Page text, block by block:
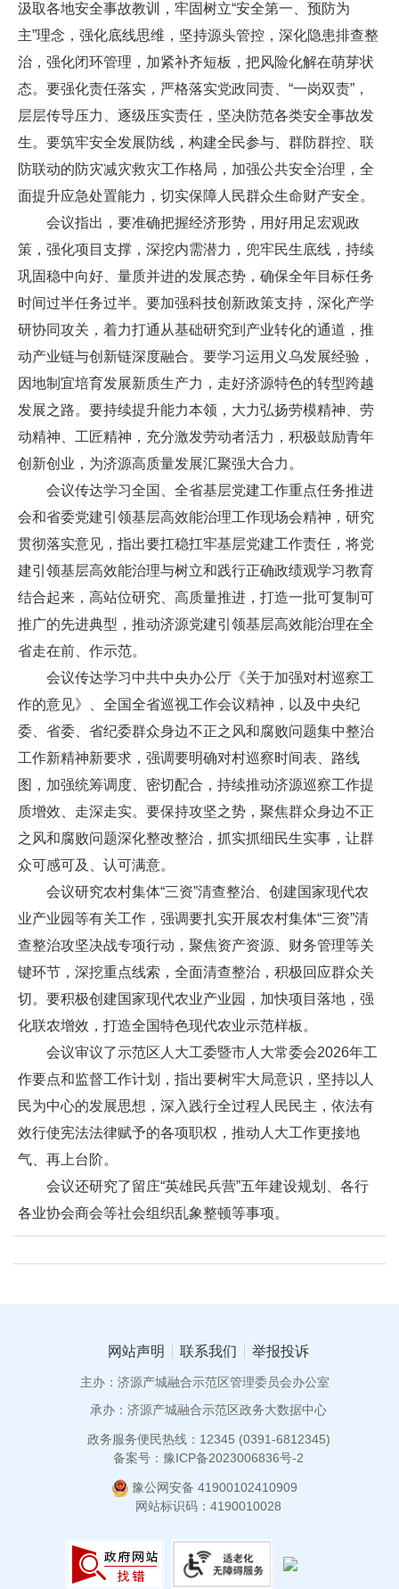
汲取各地安全事故教训，牢固树立“安全第一、预防为
主”理念，强化底线思维，坚持源头管控，深化隐患排查整
治，强化闭环管理，加紧补齐短板，把风险化解在萌芽状
态。要强化责任落实，严格落实党政同责、“一岗双责”，
层层传导压力、逐级压实责任，坚决防范各类安全事故发
生。要筑牢安全发展防线，构建全民参与、群防群控、联
防联动的防灾减灾救灾工作格局，加强公共安全治理，全
面提升应急处置能力，切实保障人民群众生命财产安全。
会议指出，要准确把握经济形势，用好用足宏观政
策，强化项目支撑，深挖内需潜力，兜牢民生底线，持续
巩固稳中向好、量质并进的发展态势，确保全年目标任务
时间过半任务过半。要加强科技创新政策支持，深化产学
研协同攻关，着力打通从基础研究到产业转化的通道，推
动产业链与创新链深度融合。要学习运用义乌发展经验，
因地制宜培育发展新质生产力，走好济源特色的转型跨越
发展之路。要持续提升能力本领，大力弘扬劳模精神、劳
动精神、工匠精神，充分激发劳动者活力，积极鼓励青年
创新创业，为济源高质量发展汇聚强大合力。
会议传达学习全国、全省基层党建工作重点任务推进
会和省委党建引领基层高效能治理工作现场会精神，研究
贯彻落实意见，指出要扛稳扛牢基层党建工作责任，将党
建引领基层高效能治理与树立和践行正确政绩观学习教育
结合起来，高站位研究、高质量推进，打造一批可复制可
推广的先进典型，推动济源党建引领基层高效能治理在全
省走在前、作示范。
会议传达学习中共中央办公厅《关于加强对村巡察工
作的意见》、全国全省巡视工作会议精神，以及中央纪
委、省委、省纪委群众身边不正之风和腐败问题集中整治
工作新精神新要求，强调要明确对村巡察时间表、路线
图，加强统筹调度、密切配合，持续推动济源巡察工作提
质增效、走深走实。要保持攻坚之势，聚焦群众身边不正
之风和腐败问题深化整改整治，抓实抓细民生实事，让群
众可感可及、认可满意。
会议研究农村集体“三资”清查整治、创建国家现代农
业产业园等有关工作，强调要扎实开展农村集体“三资”清
查整治攻坚决战专项行动，聚焦资产资源、财务管理等关
键环节，深挖重点线索，全面清查整治，积极回应群众关
切。要积极创建国家现代农业产业园，加快项目落地，强
化联农增效，打造全国特色现代农业示范样板。
会议审议了示范区人大工委暨市人大常委会2026年工
作要点和监督工作计划，指出要树牢大局意识，坚持以人
民为中心的发展思想，深入践行全过程人民民主，依法有
效行使宪法法律赋予的各项职权，推动人大工作更接地
气、再上台阶。
会议还研究了留庄“英雄民兵营”五年建设规划、各行
各业协会商会等社会组织乱象整顿等事项。
网站声明 联系我们 举报投诉
主办：济源产城融合示范区管理委员会办公室
承办：济源产城融合示范区政务大数据中心
政务服务便民热线：12345 (0391-6812345)
备案号：豫ICP备2023006836号-2
豫公网安备 41900102410909
网站标识码：4190010028